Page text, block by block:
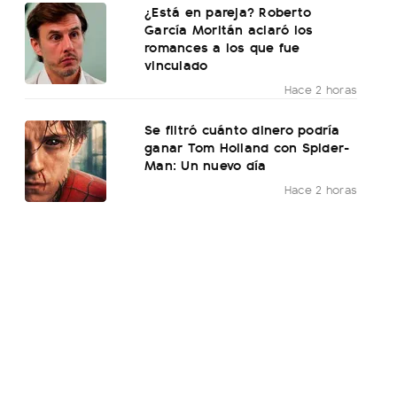
¿Está en pareja? Roberto
García Moritán aclaró los
romances a los que fue
vinculado
Hace 2 horas
Se filtró cuánto dinero podría
ganar Tom Holland con Spider-
Man: Un nuevo día
Hace 2 horas